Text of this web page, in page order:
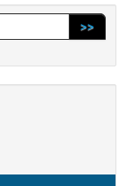
>>